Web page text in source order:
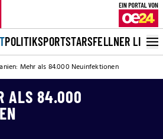
POLITIKSPORTSTARSFELLNER LIVE
Mehr als 84.000 Neuinfektionen
ALS 84.000